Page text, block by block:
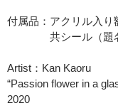
付属品：アクリル入り
共シール（題名
Artist：Kan Kaoru
“Passion flower in a
2020